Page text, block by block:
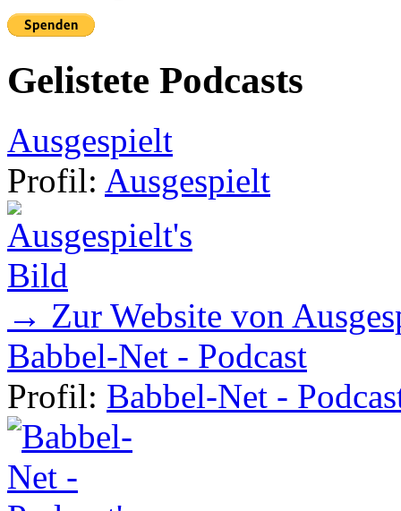
Gelistete Podcasts
Ausgespielt
Profil: Ausgespielt
→ Zur Website von
Babbel-Net - Podcast
Profil: Babbel-Net -